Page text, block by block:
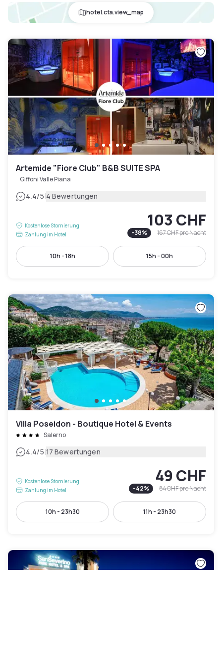
hotel.cta.view_map
Artemide "Fiore Club" B&B SUITE SPA
Giffoni Valle Piana
4.4/5|4 Bewertungen
Kostenlose Stornierung
Zahlung im Hotel
103 CHF
-38% 167 CHFpro Nacht
10h - 18h 15h - 00h
Villa Poseidon - Boutique Hotel & Events
Salerno
4.4/5|17 Bewertungen
Kostenlose Stornierung
Zahlung im Hotel
49 CHF
-42% 84 CHFpro Nacht
10h - 23h30 11h - 23h30